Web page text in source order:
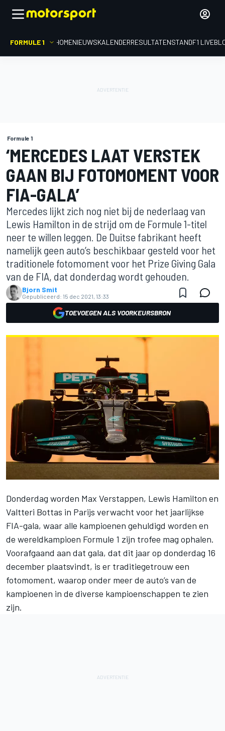
FORMULE 1 HOMENIEUWSKALENDERRESULTATENSTANDF1
Formule 1
‘MERCEDES LAAT VERSTEK
GAAN BIJ FOTOMOMENT VOOR
FIA-GALA’
Mercedes lijkt zich nog niet bij de nederlaag van
Lewis Hamilton in de strijd om de Formule 1-titel
neer te willen leggen. De Duitse fabrikant heeft
namelijk geen auto’s beschikbaar gesteld voor het
traditionele fotomoment voor het Prize Giving Gala
van de FIA, dat donderdag wordt gehouden.
Bjorn Smit
Gepubliceerd: 15 dec 2021, 13:33
TOEVOEGEN ALS VOORKEURSBRON
Donderdag worden Max Verstappen, Lewis Hamilton en
Valtteri Bottas in Parijs verwacht voor het jaarlijkse
FIA-gala, waar alle kampioenen gehuldigd worden en
de wereldkampioen Formule 1 zijn trofee mag ophalen.
Voorafgaand aan dat gala, dat dit jaar op donderdag 16
december plaatsvindt, is er traditiegetrouw een
fotomoment, waarop onder meer de auto’s van de
kampioenen in de diverse kampioenschappen te zien
zijn.